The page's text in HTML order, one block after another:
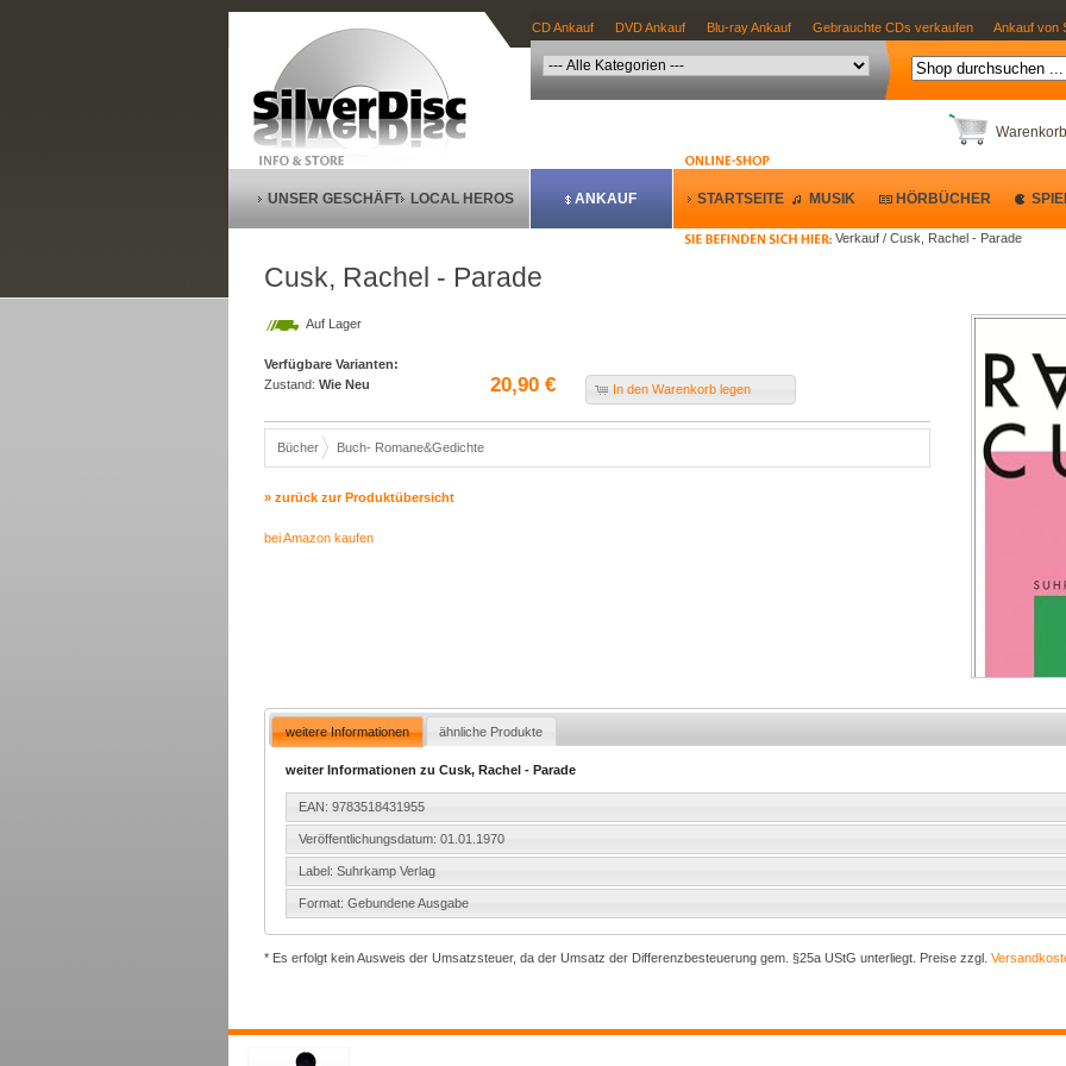
CD Ankauf DVD Ankauf Blu-ray Ankauf Gebrauchte CDs verkaufen Ankauf von
Warenkorb
Verkauf / Cusk, Rachel - Parade
UNSER GESCHÄFT LOCAL HEROS ANKAUF STARTSEITE MUSIK HÖRBÜCHER
Cusk, Rachel - Parade
Auf Lager
Verfügbare Varianten:
Zustand: Wie Neu 20,90 € In den Warenkorb legen
Bücher Buch- Romane&Gedichte
» zurück zur Produktübersicht
bei Amazon kaufen
weitere Informationen ähnliche Produkte
weiter Informationen zu Cusk, Rachel - Parade
EAN: 9783518431955
Veröffentlichungsdatum: 01.01.1970
Label: Suhrkamp Verlag
Format: Gebundene Ausgabe
* Es erfolgt kein Ausweis der Umsatzsteuer, da der Umsatz der Differenzbesteuerung gem. §25a UStG unterliegt. Preise zzgl.